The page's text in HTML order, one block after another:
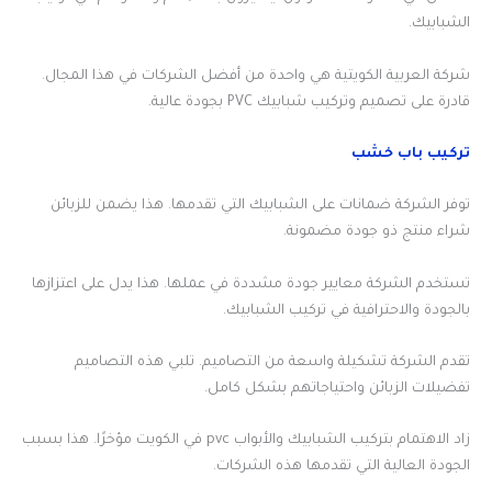
الشبابيك.
شركة العربية الكويتية هي واحدة من أفضل الشركات في هذا المجال.
قادرة على تصميم وتركيب شبابيك PVC بجودة عالية.
تركيب باب خشب
توفر الشركة ضمانات على الشبابيك التي تقدمها. هذا يضمن للزبائن
شراء منتج ذو جودة مضمونة.
تستخدم الشركة معايير جودة مشددة في عملها. هذا يدل على اعتزازها
بالجودة والاحترافية في تركيب الشبابيك.
تقدم الشركة تشكيلة واسعة من التصاميم. تلبي هذه التصاميم
تفضيلات الزبائن واحتياجاتهم بشكل كامل.
زاد الاهتمام بتركيب الشبابيك والأبواب pvc في الكويت مؤخرًا. هذا بسبب
الجودة العالية التي تقدمها هذه الشركات.